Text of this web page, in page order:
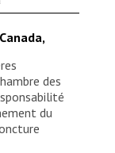
des
du